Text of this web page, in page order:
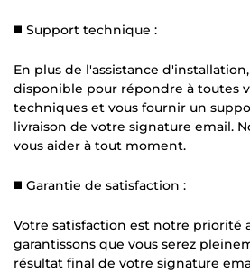
◼️ Support technique :
En plus de l'assistance
disponible pour répondre à toutes
techniques et vous fournir un
livraison de votre signature email.
vous aider à tout moment.
◼️ Garantie de satisfaction :
Votre satisfaction est notre priorité
garantissons que vous serez
résultat final de votre signature